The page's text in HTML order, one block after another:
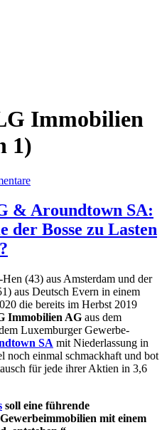
Immobilien
1)
& Aroundtown SA:
der Bosse zu Lasten
(43) aus Amsterdam und der
aus Deutsch Evern in einem
die bereits im Herbst 2019
Immobilien AG aus dem
Luxemburger Gewerbe-
SA mit Niederlassung in
noch einmal schmackhaft und bot
für jede ihrer Aktien in 3,6
soll eine führende
mit einem